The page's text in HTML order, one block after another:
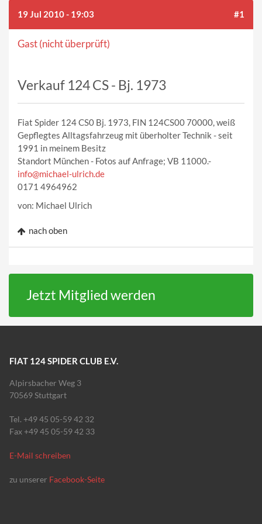
19 Jul 2010 - 19:03 #1
Gast (nicht überprüft)
Verkauf 124 CS - Bj. 1973
Fiat Spider 124 CS0 Bj. 1973, FIN 124CS00 70000, weiß
Gepflegtes Alltagsfahrzeug mit überholter Technik - seit
1991 in meinem Besitz
Standort München - Fotos auf Anfrage; VB 11000.-
info@michael-ulrich.de
0171 4964962
von: Michael Ulrich
nach oben
Jetzt Mitglied werden
FIAT 124 SPIDER CLUB E.V.
Alpirsbacher Weg 3
70569 Stuttgart
Tel. +49 45 05-59 42 32
Fax +49 45 05-59 42 33
E-Mail schreiben
zu unserer Facebook-Seite